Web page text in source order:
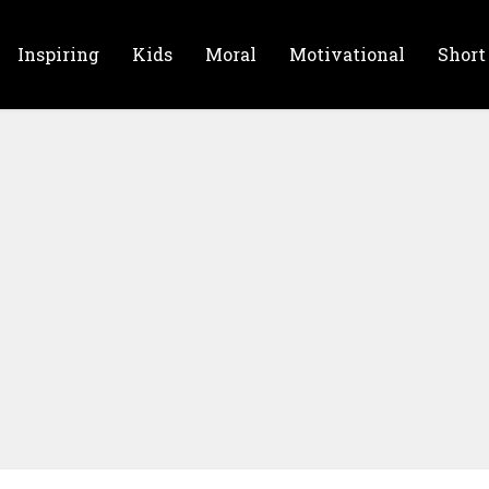
Inspiring Kids Moral Motivational